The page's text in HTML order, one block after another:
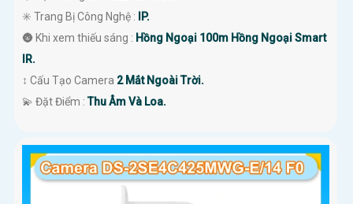
✳️ Trang Bị Công Nghệ :
IP.
🌚 Khi xem thiếu sáng : Hồng Ngoại 100m Hồng Ngoại Smart
IR.
↕️ Cấu Tạo Camera 2 Mắt Ngoài Trời.
️💫 Đặt Điểm :Thu Âm Và Loa.